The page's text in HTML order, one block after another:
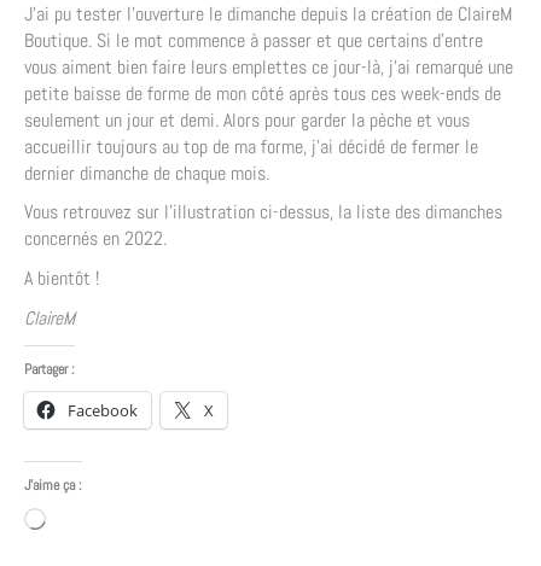
J’ai pu tester l’ouverture le dimanche depuis la création de ClaireM
Boutique. Si le mot commence à passer et que certains d’entre
vous aiment bien faire leurs emplettes ce jour-là, j’ai remarqué une
petite baisse de forme de mon côté après tous ces week-ends de
seulement un jour et demi. Alors pour garder la pèche et vous
accueillir toujours au top de ma forme, j’ai décidé de fermer le
dernier dimanche de chaque mois.
Vous retrouvez sur l’illustration ci-dessus, la liste des dimanches
concernés en 2022.
A bientôt !
ClaireM
Partager :
Facebook X
J’aime ça :
Chargement…